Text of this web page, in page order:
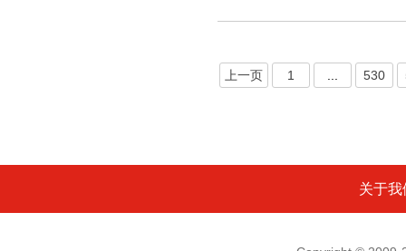
上一页 1 530
关于我